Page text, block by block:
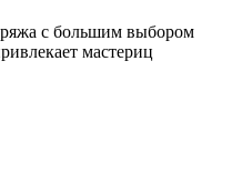
с большим выбором
мастериц